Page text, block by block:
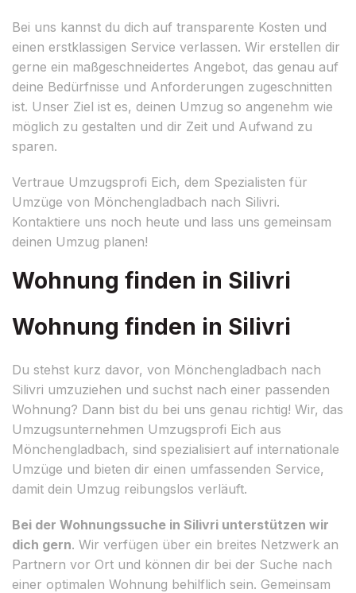
Bei uns kannst du dich auf transparente Kosten und
einen erstklassigen Service verlassen. Wir erstellen dir
gerne ein maßgeschneidertes Angebot, das genau auf
deine Bedürfnisse und Anforderungen zugeschnitten
ist. Unser Ziel ist es, deinen Umzug so angenehm wie
möglich zu gestalten und dir Zeit und Aufwand zu
sparen.
Vertraue Umzugsprofi Eich, dem Spezialisten für
Umzüge von Mönchengladbach nach Silivri.
Kontaktiere uns noch heute und lass uns gemeinsam
deinen Umzug planen!
Wohnung finden in Silivri
Wohnung finden in Silivri
Du stehst kurz davor, von Mönchengladbach nach
Silivri umzuziehen und suchst nach einer passenden
Wohnung? Dann bist du bei uns genau richtig! Wir, das
Umzugsunternehmen Umzugsprofi Eich aus
Mönchengladbach, sind spezialisiert auf internationale
Umzüge und bieten dir einen umfassenden Service,
damit dein Umzug reibungslos verläuft.
Bei der Wohnungssuche in Silivri unterstützen wir
dich gern. Wir verfügen über ein breites Netzwerk an
Partnern vor Ort und können dir bei der Suche nach
einer optimalen Wohnung behilflich sein. Gemeinsam